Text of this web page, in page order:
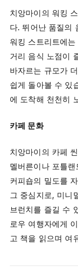
치앙마이의 워킹
다. 뛰어난 품질의
워킹 스트리트에
거리 음식 노점이
바자르는 규모가
쉽게 돌아볼 수 있
에 도착해 천천히
카페 문화
치앙마이의 카페
멜버른이나 포틀
커피숍의 밀도를
그 중심지로, 미니
브런치를 즐길 수
로우 여행자에게
고 책을 읽으며 여